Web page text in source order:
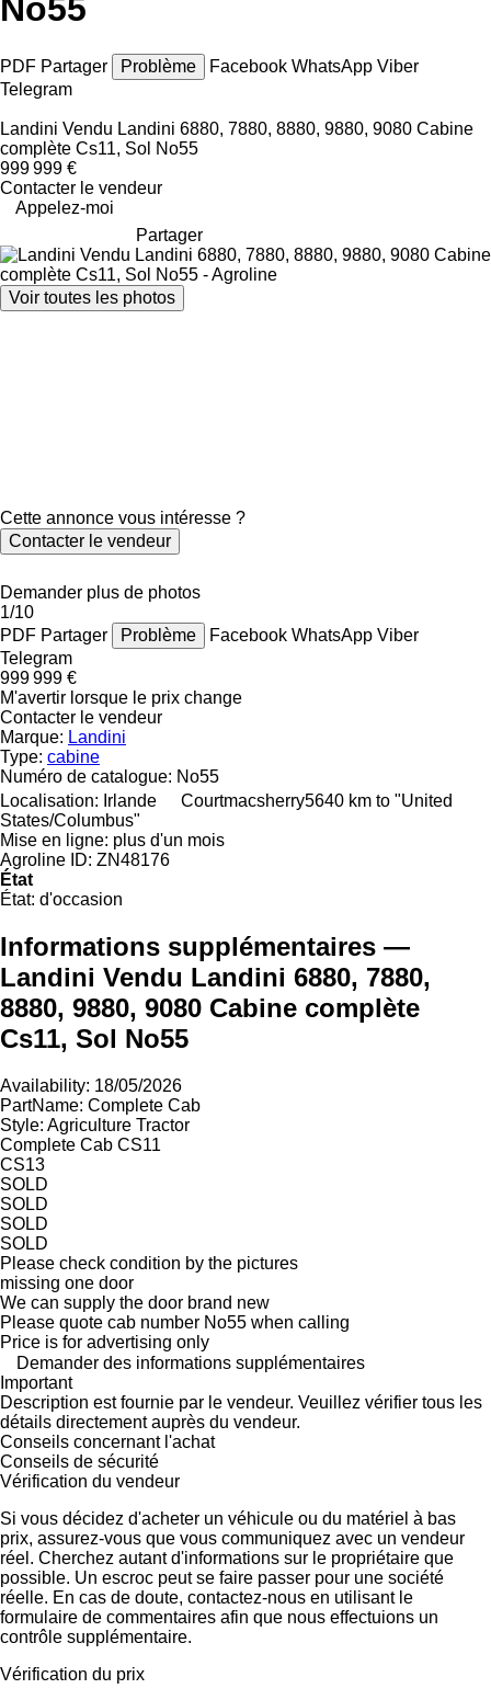
No55
PDF Partager Problème Facebook WhatsApp Viber
Telegram
Landini Vendu Landini 6880, 7880, 8880, 9880, 9080 Cabine
complète Cs11, Sol No55
999 999 €
Contacter le vendeur
Appelez-moi
Partager
Voir toutes les photos
Cette annonce vous intéresse ?
Contacter le vendeur
Demander plus de photos
1/10
PDF Partager Problème Facebook WhatsApp Viber
Telegram
999 999 €
M'avertir lorsque le prix change
Contacter le vendeur
Marque: Landini
Type: cabine
Numéro de catalogue: No55
Localisation: Irlande Courtmacsherry5640 km to "United
States/Columbus"
Mise en ligne: plus d'un mois
Agroline ID: ZN48176
État
État: d'occasion
Informations supplémentaires —
Landini Vendu Landini 6880, 7880,
8880, 9880, 9080 Cabine complète
Cs11, Sol No55
Availability: 18/05/2026
PartName: Complete Cab
Style: Agriculture Tractor
Complete Cab CS11
CS13
SOLD
SOLD
SOLD
SOLD
Please check condition by the pictures
missing one door
We can supply the door brand new
Please quote cab number No55 when calling
Price is for advertising only
Demander des informations supplémentaires
Important
Description est fournie par le vendeur. Veuillez vérifier tous les
détails directement auprès du vendeur.
Conseils concernant l'achat
Conseils de sécurité
Vérification du vendeur
Si vous décidez d'acheter un véhicule ou du matériel à bas
prix, assurez-vous que vous communiquez avec un vendeur
réel. Cherchez autant d'informations sur le propriétaire que
possible. Un escroc peut se faire passer pour une société
réelle. En cas de doute, contactez-nous en utilisant le
formulaire de commentaires afin que nous effectuions un
contrôle supplémentaire.
Vérification du prix